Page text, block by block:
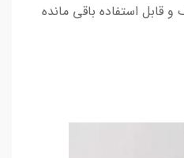
شیک و قابل استفاده باقی مانده